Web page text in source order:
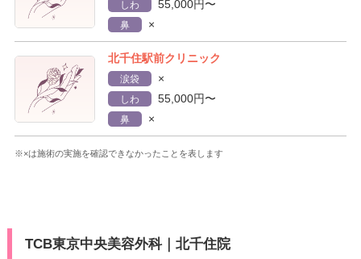
しわ 55,000円〜
鼻 ×
北千住駅前クリニック
涙袋 ×
しわ 55,000円〜
鼻 ×
※×は施術の実施を確認できなかったことを表します
TCB東京中央美容外科｜北千住院